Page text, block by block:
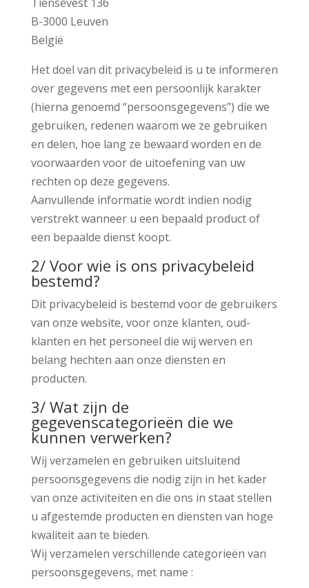
B-3000 Leuven
België
Het doel van dit privacybeleid is u te informeren
over gegevens met een persoonlijk karakter
(hierna genoemd “persoonsgegevens”) die we
gebruiken, redenen waarom we ze gebruiken
en delen, hoe lang ze bewaard worden en de
voorwaarden voor de uitoefening van uw
rechten op deze gegevens.
Aanvullende informatie wordt indien nodig
verstrekt wanneer u een bepaald product of
een bepaalde dienst koopt.
2/ Voor wie is ons privacybeleid
bestemd?
Dit privacybeleid is bestemd voor de gebruikers
van onze website, voor onze klanten, oud-
klanten en het personeel die wij werven en
belang hechten aan onze diensten en
producten.
3/ Wat zijn de
gegevenscategorieën die we
kunnen verwerken?
Wij verzamelen en gebruiken uitsluitend
persoonsgegevens die nodig zijn in het kader
van onze activiteiten en die ons in staat stellen
u afgestemde producten en diensten van hoge
kwaliteit aan te bieden.
Wij verzamelen verschillende categorieën van
persoonsgegevens, met name :